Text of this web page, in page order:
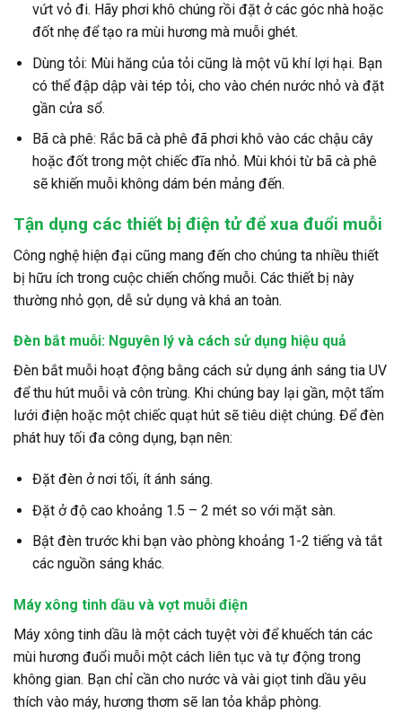
vứt vỏ đi. Hãy phơi khô chúng rồi đặt ở các góc nhà hoặc
đốt nhẹ để tạo ra mùi hương mà muỗi ghét.
Dùng tỏi: Mùi hăng của tỏi cũng là một vũ khí lợi hại. Bạn
có thể đập dập vài tép tỏi, cho vào chén nước nhỏ và đặt
gần cửa sổ.
Bã cà phê: Rắc bã cà phê đã phơi khô vào các chậu cây
hoặc đốt trong một chiếc đĩa nhỏ. Mùi khói từ bã cà phê
sẽ khiến muỗi không dám bén mảng đến.
Tận dụng các thiết bị điện tử để xua đuổi muỗi
Công nghệ hiện đại cũng mang đến cho chúng ta nhiều thiết
bị hữu ích trong cuộc chiến chống muỗi. Các thiết bị này
thường nhỏ gọn, dễ sử dụng và khá an toàn.
Đèn bắt muỗi: Nguyên lý và cách sử dụng hiệu quả
Đèn bắt muỗi hoạt động bằng cách sử dụng ánh sáng tia UV
để thu hút muỗi và côn trùng. Khi chúng bay lại gần, một tấm
lưới điện hoặc một chiếc quạt hút sẽ tiêu diệt chúng. Để đèn
phát huy tối đa công dụng, bạn nên:
Đặt đèn ở nơi tối, ít ánh sáng.
Đặt ở độ cao khoảng 1.5 – 2 mét so với mặt sàn.
Bật đèn trước khi bạn vào phòng khoảng 1-2 tiếng và tắt
các nguồn sáng khác.
Máy xông tinh dầu và vợt muỗi điện
Máy xông tinh dầu là một cách tuyệt vời để khuếch tán các
mùi hương đuổi muỗi một cách liên tục và tự động trong
không gian. Bạn chỉ cần cho nước và vài giọt tinh dầu yêu
thích vào máy, hương thơm sẽ lan tỏa khắp phòng.